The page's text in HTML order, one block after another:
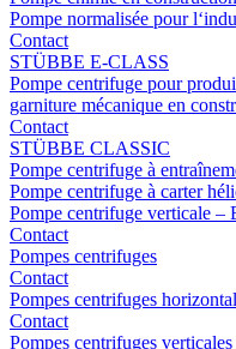
Pompe normalisée pour
Contact
STÜBBE E-CLASS
Pompe centrifuge pour
garniture mécanique en
Contact
STÜBBE CLASSIC
Pompe centrifuge à
Pompe centrifuge à carter
Pompe centrifuge verticale –
Contact
Pompes centrifuges
Contact
Pompes centrifuges
Contact
Pompes centrifuges verticales